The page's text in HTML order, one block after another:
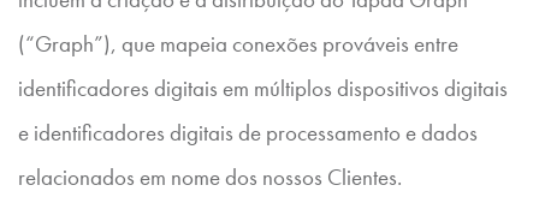
(“Graph”), que mapeia conexões prováveis entre
identificadores digitais em múltiplos dispositivos digitais
e identificadores digitais de processamento e dados
relacionados em nome dos nossos Clientes.